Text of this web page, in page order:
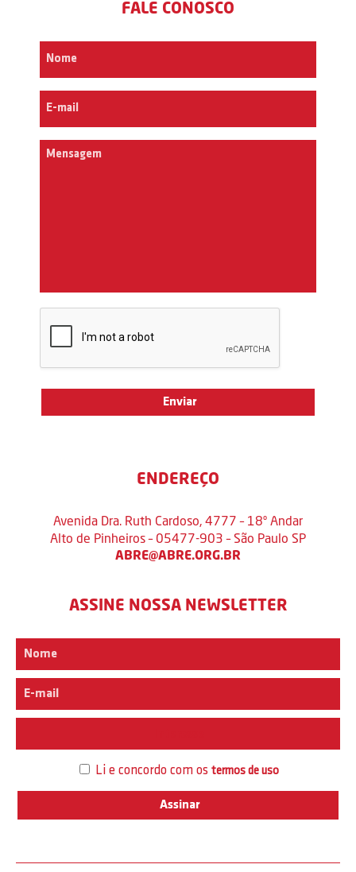
FALE CONOSCO
ENDEREÇO
Avenida Dra. Ruth Cardoso, 4777 – 18º Andar
Alto de Pinheiros – 05477-903 – São Paulo SP
ABRE@ABRE.ORG.BR
ASSINE NOSSA NEWSLETTER
Li e concordo com os termos de uso